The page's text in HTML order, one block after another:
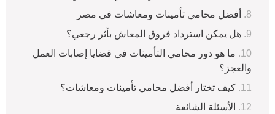
أفضل محامي تأمينات ومعاشات في مصر
هل يمكن استرداد فروق المعاش بأثر رجعي؟
ما هو دور محامي التأمينات في قضايا إصابات العمل
والعجز؟
كيف تختار أفضل محامي تأمينات ومعاشات؟
الأسئلة الشائعة